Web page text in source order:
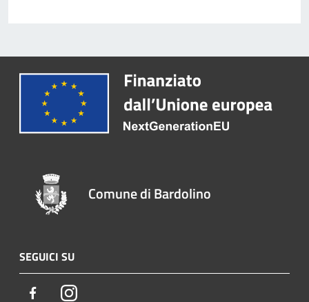
Comune di Bardolino
SEGUICI SU
FacebookInstagram